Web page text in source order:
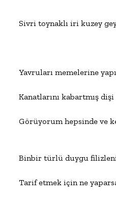
Sivri toynaklı iri kuzey
Yavruları memelerine
Kanatlarını kabartmış
Görüyorum hepsinde ve
Binbir türlü duygu
Tarif etmek için ne